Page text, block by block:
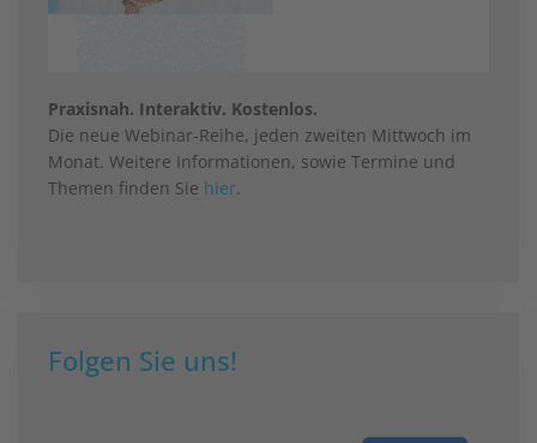
Praxisnah. Interaktiv. Kostenlos.
Die neue Webinar-Reihe, jeden zweiten Mittwoch im
Monat. Weitere Informationen, sowie Termine und
Themen finden Sie hier.
Folgen Sie uns!